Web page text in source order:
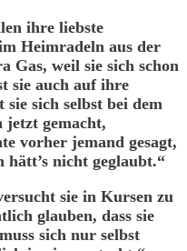
ihre liebste
Heimradeln aus der
Gas, weil sie sich schon
sie auch auf ihre
sich selbst bei dem
jetzt gemacht,
vorher jemand gesagt,
hätt’s nicht geglaubt.“
sie in Kursen zu
glauben, dass sie
sich nur selbst